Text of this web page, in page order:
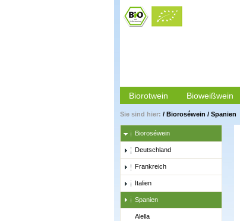
Biorotwein Bioweißwein
Sie sind hier: / Bioroséwein / Spanien
Bioroséwein
Deutschland
Frankreich
Italien
Spanien
Alella